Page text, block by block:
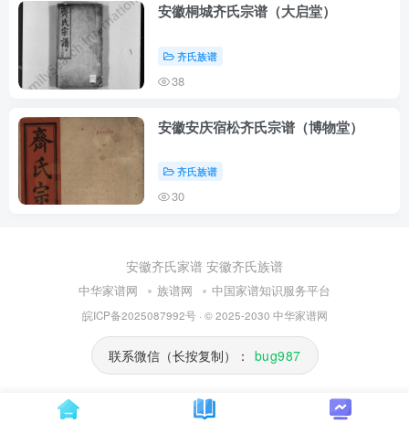
安徽桐城齐氏宗谱（大启堂）
齐氏族谱
38
安徽安庆宿松齐氏宗谱（博物堂）
齐氏族谱
30
安徽齐氏家谱 安徽齐氏族谱
中华家谱网 族谱网 中国家谱知识服务平台
皖ICP备2025087992号· © 2025-2030 中华家谱网
联系微信（长按复制）： bug987